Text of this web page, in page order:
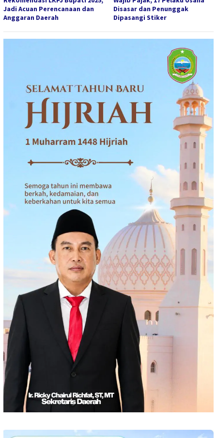
Jadi Acuan Perencanaan dan
Anggaran Daerah
Disasar dan Penunggak
Dipasangi Stiker